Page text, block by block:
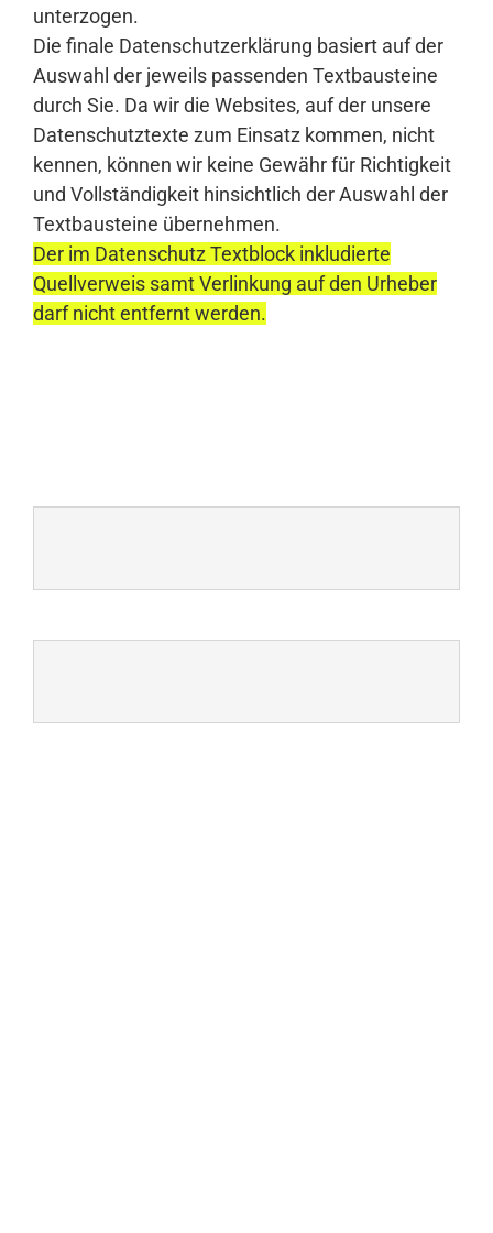
unterzogen.
Die finale Datenschutzerklärung basiert auf der
Auswahl der jeweils passenden Textbausteine
durch Sie. Da wir die Websites, auf der unsere
Datenschutztexte zum Einsatz kommen, nicht
kennen, können wir keine Gewähr für Richtigkeit
und Vollständigkeit hinsichtlich der Auswahl der
Textbausteine übernehmen.
Der im Datenschutz Textblock inkludierte
Quellverweis samt Verlinkung auf den Urheber
darf nicht entfernt werden.